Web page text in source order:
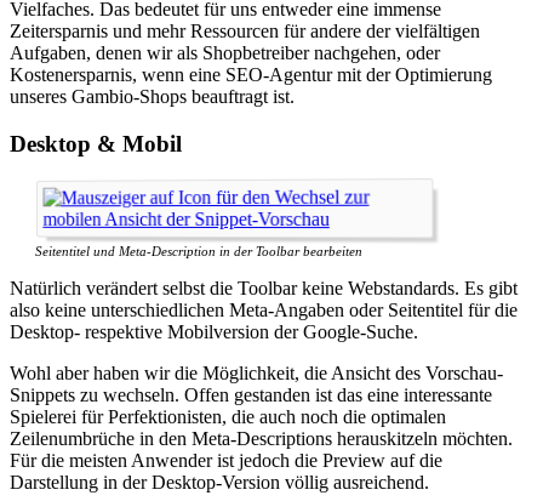
Vielfaches. Das bedeutet für uns entweder eine immense
Zeitersparnis und mehr Ressourcen für andere der vielfältigen
Aufgaben, denen wir als Shopbetreiber nachgehen, oder
Kostenersparnis, wenn eine SEO-Agentur mit der Optimierung
unseres Gambio-Shops beauftragt ist.
Desktop & Mobil
Seitentitel und Meta-Description in der Toolbar bearbeiten
Natürlich verändert selbst die Toolbar keine Webstandards. Es gibt
also keine unterschiedlichen Meta-Angaben oder Seitentitel für die
Desktop- respektive Mobilversion der Google-Suche.
Wohl aber haben wir die Möglichkeit, die Ansicht des Vorschau-
Snippets zu wechseln. Offen gestanden ist das eine interessante
Spielerei für Perfektionisten, die auch noch die optimalen
Zeilenumbrüche in den Meta-Descriptions herauskitzeln möchten.
Für die meisten Anwender ist jedoch die Preview auf die
Darstellung in der Desktop-Version völlig ausreichend.